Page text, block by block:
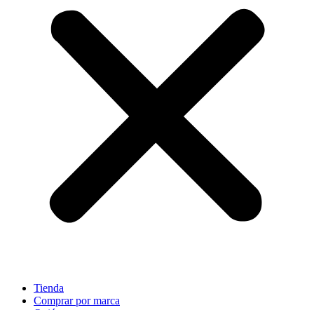
Tienda
Comprar por marca